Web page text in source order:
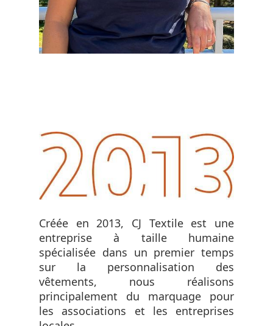
Créée en 2013, CJ Textile est une
entreprise à taille humaine
spécialisée dans un premier temps
sur la personnalisation des
vêtements, nous réalisons
principalement du marquage pour
les associations et les entreprises